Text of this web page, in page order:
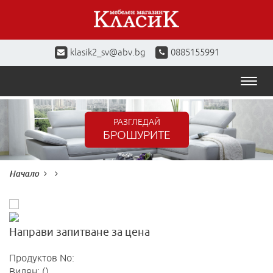
klasik2_sv@abv.bg 0885155991
РАЗГЛЕДАЙ
БРОШУРИТЕ
Начало
Направи запитване за цена
Продуктов No: